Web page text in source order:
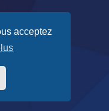
acceptez